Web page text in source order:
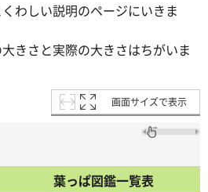
わしい説明のページにいきま
大きさと実際の大きさはちがいま
画面サイズで表示
葉っぱ図鑑一覧表